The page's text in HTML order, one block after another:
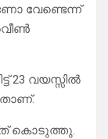
വേണ്ടെന്ന്
23 വയസ്സിൽ
കൊടുത്തു.